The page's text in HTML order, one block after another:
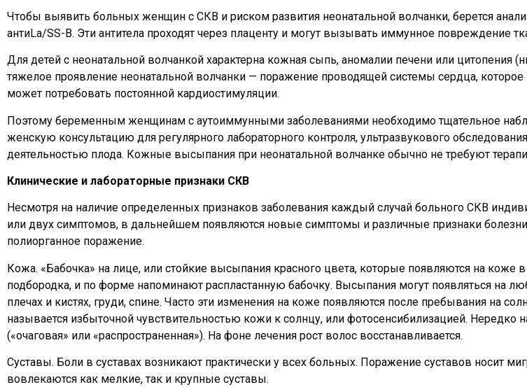
Чтобы выявить больных женщин с СКВ и риском развития неонатальной волчанки, берется
антиLa/SS-B. Эти антитела проходят через плаценту и могут вызывать иммунное повреждение
Для детей с неонатальной волчанкой характерна кожная сыпь, аномалии печени или цитопения
тяжелое проявление неонатальной волчанки — поражение проводящей системы сердца,
может потребовать постоянной кардиостимуляции.
Поэтому беременным женщинам с аутоиммунными заболеваниями необходимо тщательное
женскую консультацию для регулярного лабораторного контроля, ультразвукового
деятельностью плода. Кожные высыпания при неонатальной волчанке обычно не требуют
Клинические и лабораторные признаки СКВ
Несмотря на наличие определенных признаков заболевания каждый случай больного СКВ
или двух симптомов, в дальнейшем появляются новые симптомы и различные признаки
полиорганное поражение.
Кожа. «Бабочка» на лице, или стойкие высыпания красного цвета, которые появляются на коже
подбородка, и по форме напоминают распластанную бабочку. Высыпания могут появляться на
плечах и кистях, груди, спине. Часто эти изменения на коже появляются после пребывания на
называется избыточной чувствительностью кожи к солнцу, или фотосенсибилизацией.
(«очаговая» или «распространенная»). На фоне лечения рост волос восстанавливается.
Суставы. Боли в суставах возникают практически у всех больных. Поражение суставов носит
вовлекаются как мелкие, так и крупные суставы.